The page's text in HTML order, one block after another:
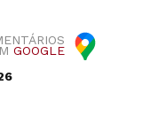
GOOGLE